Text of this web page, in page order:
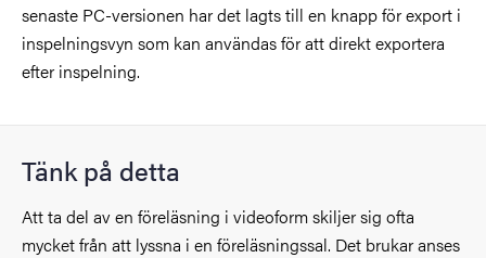
senaste PC-versionen har det lagts till en knapp för export i
inspelningsvyn som kan användas för att direkt exportera
efter inspelning.
Tänk på detta
Att ta del av en föreläsning i videoform skiljer sig ofta
mycket från att lyssna i en föreläsningssal. Det brukar anses